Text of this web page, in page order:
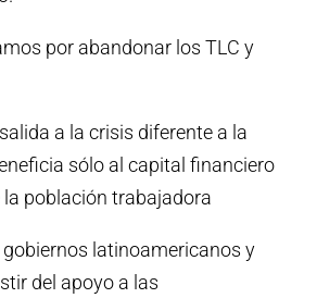
por abandonar los TLC y
a la crisis diferente a la
sólo al capital financiero
la población trabajadora
latinoamericanos y
del apoyo a las